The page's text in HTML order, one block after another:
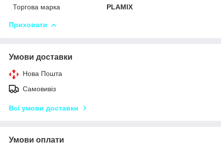
Торгова марка
PLAMIX
Приховати
Умови доставки
Нова Пошта
Самовивіз
Всі умови доставки
Умови оплати